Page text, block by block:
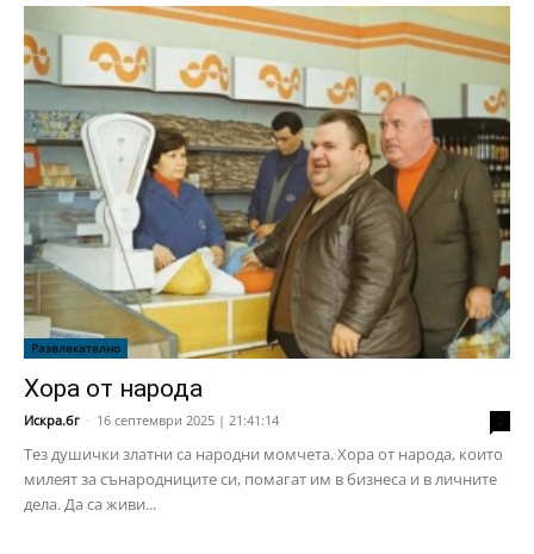
Развлекателно
Хора от народа
Искра.бг - 16 септември 2025 | 21:41:14
Тез душички златни са народни момчета. Хора от народа, които
милеят за сънародниците си, помагат им в бизнеса и в личните
дела. Да са живи...